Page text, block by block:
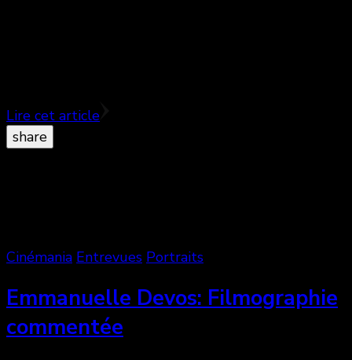
Lire cet article
share
Cinémania Entrevues Portraits
Emmanuelle Devos: Filmographie
commentée